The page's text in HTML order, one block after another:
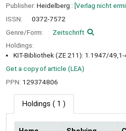
Publisher: Heidelberg : [Verlag nicht
ISSN:
0372-7572
Genre/Form:
Zeitschrift
Holdings:
KIT-Bibliothek (ZE 211): 1.1947/49,1-
Get a copy of article (LEA)
PPN: 129374806
Holdings ( 1 )